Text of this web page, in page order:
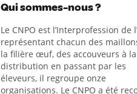
Qui sommes-nous ?
Le CNPO est l’Interprofession de
représentant chacun des
la filière œuf, des accouveurs à la
distribution en passant par les
éleveurs, il regroupe onze
organisations. Le CNPO a été